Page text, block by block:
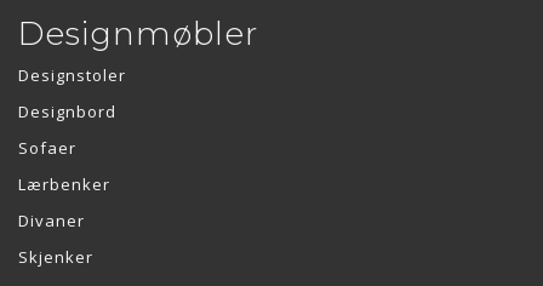
Designmøbler
Designstoler
Designbord
Sofaer
Lærbenker
Divaner
Skjenker